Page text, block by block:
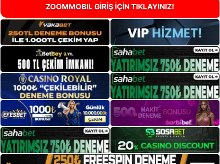
ZOOMMOBIL GİRİŞ İÇİN TIKLAYINIZ!